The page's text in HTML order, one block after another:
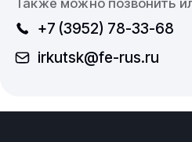
Также можно позвонить
+7 (3952) 78-33-68
irkutsk@fe-rus.ru